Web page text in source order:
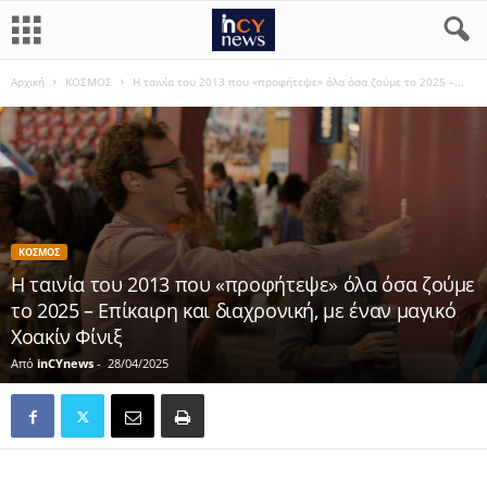
Αρχική ΚΟΣΜΟΣ Η ταινία του 2013 που «προφήτεψε» όλα όσα ζούμε το 2025 –...
ΚΟΣΜΟΣ
Η ταινία του 2013 που «προφήτεψε» όλα όσα ζούμε
το 2025 – Επίκαιρη και διαχρονική, με έναν μαγικό
Χοακίν Φίνιξ
Από inCYnews - 28/04/2025